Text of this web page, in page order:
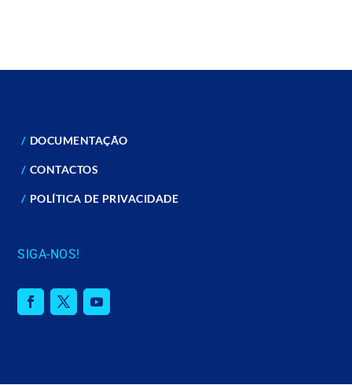
DOCUMENTAÇÃO
CONTACTOS
POLÍTICA DE PRIVACIDADE
SIGA-NOS!